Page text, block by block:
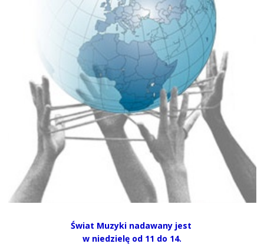
Świat Muzyki nadawany jest
w niedzielę od 11 do 14.